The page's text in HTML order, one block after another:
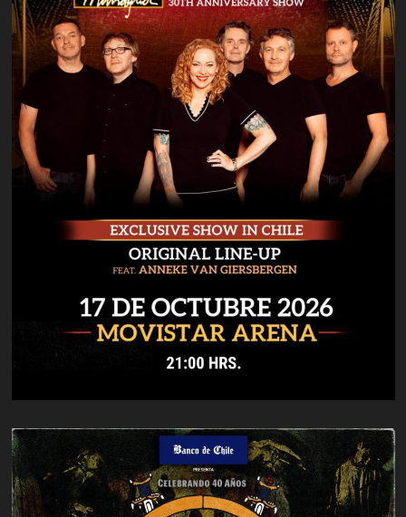
para
siempre
el
Festival
Power
Trip:
Cliff
Regresa